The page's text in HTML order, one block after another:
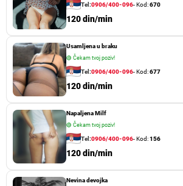
Tel:0906/400-096- Kod:670
120 din/min
Usamljena u braku
🟢 Čekam tvoj poziv!
Tel:0906/400-096- Kod:677
120 din/min
Napaljena Milf
🟢 Čekam tvoj poziv!
Tel:0906/400-096- Kod:156
120 din/min
Nevina devojka